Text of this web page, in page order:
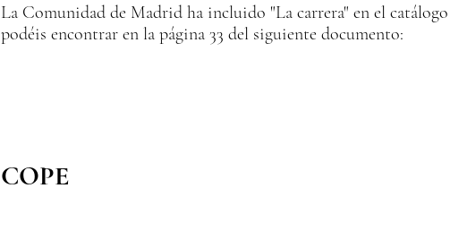
La Comunidad de Madrid ha incluido "La carrera" en el
podéis encontrar en la página 33 del siguiente documento:
COPE